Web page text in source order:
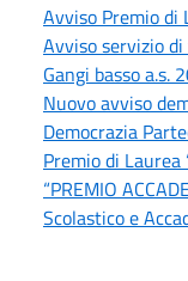
Avviso Premio di
Avviso servizio
Gangi basso a.s.
Nuovo avviso
Democrazia
Premio di Laurea
“PREMIO
Scolastico e